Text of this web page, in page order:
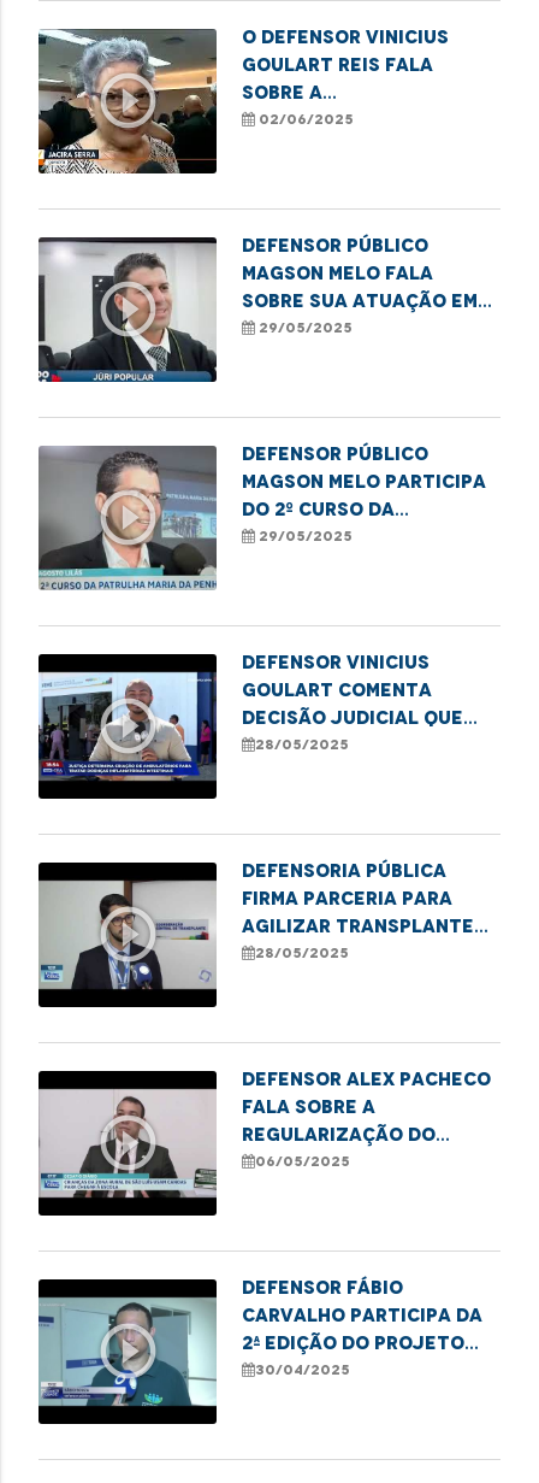
play_circle_outline
O Defensor Vinicius
Goulart Reis fala
sobre a
conscientização no
02/06/2025
play_circle_outline
Defensor público
Magson Melo fala
sobre sua atuação em
Juri Popular
29/05/2025
play_circle_outline
Defensor público
Magson Melo participa
do 2º curso da
Patrulha Maria da
29/05/2025
play_circle_outline
Defensor Vinicius
Goulart comenta
decisão judicial que
determina atendimento
intestinais
28/05/2025
play_circle_outline
Defensoria Pública
firma parceria para
agilizar transplantes
no Maranhão
28/05/2025
play_circle_outline
Defensor Alex Pacheco
fala sobre a
regularização do
transporte de alunos
06/05/2025
play_circle_outline
Defensor Fábio
Carvalho participa da
2ª edição do projeto
Cidadania Transgênero
30/04/2025